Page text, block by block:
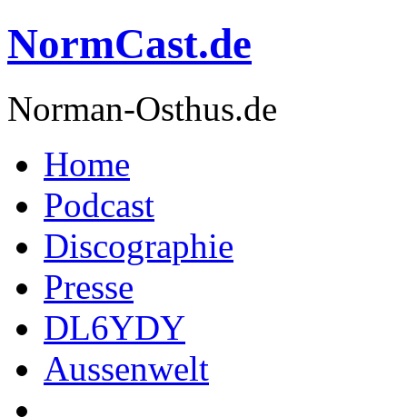
NormCast.de
Norman-Osthus.de
Home
Podcast
Discographie
Presse
DL6YDY
Aussenwelt